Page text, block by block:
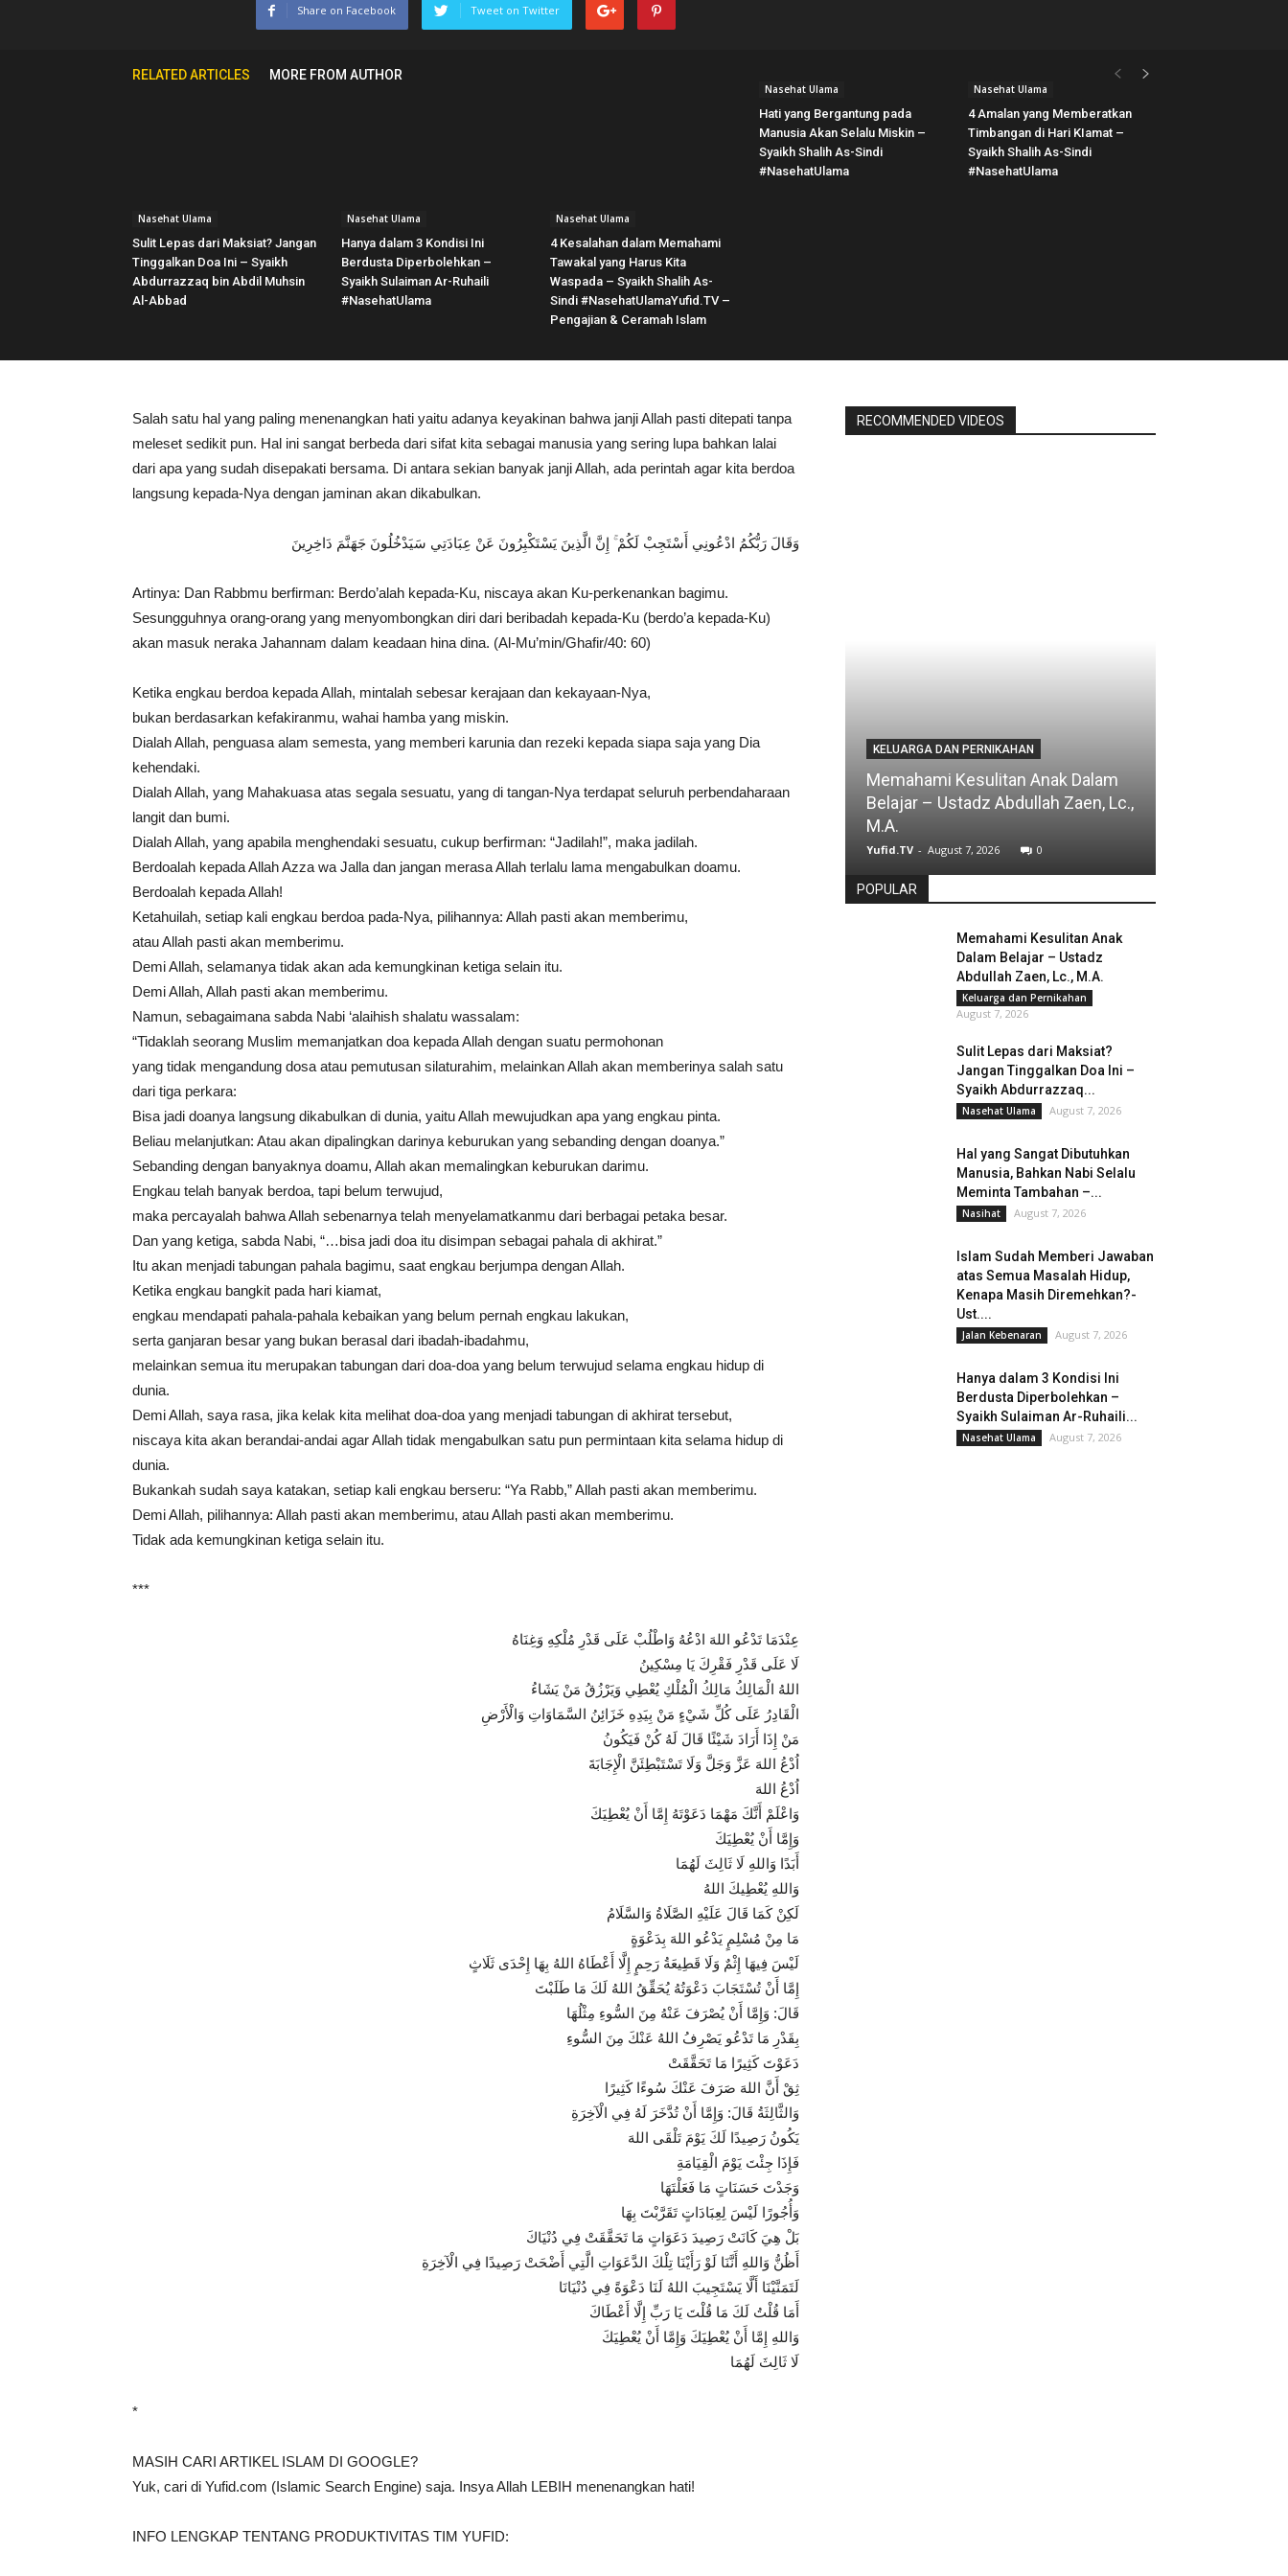
Share on Facebook Tweet on Twitter
RELATED ARTICLES MORE FROM AUTHOR
Nasehat Ulama
Sulit Lepas dari Maksiat? Jangan
Tinggalkan Doa Ini – Syaikh
Abdurrazzaq bin Abdil Muhsin
Al-Abbad
Nasehat Ulama
Hanya dalam 3 Kondisi Ini
Berdusta Diperbolehkan –
Syaikh Sulaiman Ar-Ruhaili
#NasehatUlama
Nasehat Ulama
4 Kesalahan dalam Memahami
Tawakal yang Harus Kita
Waspada – Syaikh Shalih As-
Sindi #NasehatUlamaYufid.TV –
Pengajian & Ceramah Islam
Nasehat Ulama
Hati yang Bergantung pada
Manusia Akan Selalu Miskin –
Syaikh Shalih As-Sindi
#NasehatUlama
Nasehat Ulama
4 Amalan yang Memberatkan
Timbangan di Hari KIamat –
Syaikh Shalih As-Sindi
#NasehatUlama
Salah satu hal yang paling menenangkan hati yaitu adanya keyakinan bahwa janji Allah pasti ditepati tanpa
meleset sedikit pun. Hal ini sangat berbeda dari sifat kita sebagai manusia yang sering lupa bahkan lalai
dari apa yang sudah disepakati bersama. Di antara sekian banyak janji Allah, ada perintah agar kita berdoa
langsung kepada-Nya dengan jaminan akan dikabulkan.
وَقَالَ رَبُّكُمُ ادْعُونِي أَسْتَجِبْ لَكُمْ ۚ إِنَّ الَّذِينَ يَسْتَكْبِرُونَ عَنْ عِبَادَتِي سَيَدْخُلُونَ جَهَنَّمَ دَاخِرِينَ
Artinya: Dan Rabbmu berfirman: Berdo’alah kepada-Ku, niscaya akan Ku-perkenankan bagimu.
Sesungguhnya orang-orang yang menyombongkan diri dari beribadah kepada-Ku (berdo’a kepada-Ku)
akan masuk neraka Jahannam dalam keadaan hina dina. (Al-Mu’min/Ghafir/40: 60)
Ketika engkau berdoa kepada Allah, mintalah sebesar kerajaan dan kekayaan-Nya,
bukan berdasarkan kefakiranmu, wahai hamba yang miskin.
Dialah Allah, penguasa alam semesta, yang memberi karunia dan rezeki kepada siapa saja yang Dia
kehendaki.
Dialah Allah, yang Mahakuasa atas segala sesuatu, yang di tangan-Nya terdapat seluruh perbendaharaan
langit dan bumi.
Dialah Allah, yang apabila menghendaki sesuatu, cukup berfirman: “Jadilah!”, maka jadilah.
Berdoalah kepada Allah Azza wa Jalla dan jangan merasa Allah terlalu lama mengabulkan doamu.
Berdoalah kepada Allah!
Ketahuilah, setiap kali engkau berdoa pada-Nya, pilihannya: Allah pasti akan memberimu,
atau Allah pasti akan memberimu.
Demi Allah, selamanya tidak akan ada kemungkinan ketiga selain itu.
Demi Allah, Allah pasti akan memberimu.
Namun, sebagaimana sabda Nabi ‘alaihish shalatu wassalam:
“Tidaklah seorang Muslim memanjatkan doa kepada Allah dengan suatu permohonan
yang tidak mengandung dosa atau pemutusan silaturahim, melainkan Allah akan memberinya salah satu
dari tiga perkara:
Bisa jadi doanya langsung dikabulkan di dunia, yaitu Allah mewujudkan apa yang engkau pinta.
Beliau melanjutkan: Atau akan dipalingkan darinya keburukan yang sebanding dengan doanya.”
Sebanding dengan banyaknya doamu, Allah akan memalingkan keburukan darimu.
Engkau telah banyak berdoa, tapi belum terwujud,
maka percayalah bahwa Allah sebenarnya telah menyelamatkanmu dari berbagai petaka besar.
Dan yang ketiga, sabda Nabi, “…bisa jadi doa itu disimpan sebagai pahala di akhirat.”
Itu akan menjadi tabungan pahala bagimu, saat engkau berjumpa dengan Allah.
Ketika engkau bangkit pada hari kiamat,
engkau mendapati pahala-pahala kebaikan yang belum pernah engkau lakukan,
serta ganjaran besar yang bukan berasal dari ibadah-ibadahmu,
melainkan semua itu merupakan tabungan dari doa-doa yang belum terwujud selama engkau hidup di
dunia.
Demi Allah, saya rasa, jika kelak kita melihat doa-doa yang menjadi tabungan di akhirat tersebut,
niscaya kita akan berandai-andai agar Allah tidak mengabulkan satu pun permintaan kita selama hidup di
dunia.
Bukankah sudah saya katakan, setiap kali engkau berseru: “Ya Rabb,” Allah pasti akan memberimu.
Demi Allah, pilihannya: Allah pasti akan memberimu, atau Allah pasti akan memberimu.
Tidak ada kemungkinan ketiga selain itu.
***
عِنْدَمَا تَدْعُو اللهَ ادْعُهُ وَاطْلُبْ عَلَى قَدْرِ مُلْكِهِ وَغِنَاهُ
لَا عَلَى قَدْرِ فَقْرِكَ يَا مِسْكِينُ
اللهُ الْمَالِكُ مَالِكُ الْمُلْكِ يُعْطِي وَيَرْزُقُ مَنْ يَشَاءُ
الْقَادِرُ عَلَى كُلِّ شَيْءٍ مَنْ بِيَدِهِ خَزَائِنُ السَّمَاوَاتِ وَالْأَرْضِ
مَنْ إِذَا أَرَادَ شَيْئًا قَالَ لَهُ كُنْ فَيَكُونُ
اُدْعُ اللهَ عَزَّ وَجَلَّ وَلَا تَسْتَبْطِئَنَّ الْإِجَابَةَ
اُدْعُ اللهَ
وَاعْلَمْ أَنَّكَ مَهْمَا دَعَوْتَهُ إِمَّا أَنْ يُعْطِيَكَ
وَإِمَّا أَنْ يُعْطِيَكَ
أَبَدًا وَاللهِ لَا ثَالِثَ لَهُمَا
وَاللهِ يُعْطِيكَ اللهُ
لَكِنْ كَمَا قَالَ عَلَيْهِ الصَّلَاةُ وَالسَّلَامُ
مَا مِنْ مُسْلِمٍ يَدْعُو اللهَ بِدَعْوَةٍ
لَيْسَ فِيهَا إِثْمٌ وَلَا قَطِيعَةُ رَحِمٍ إِلَّا أَعْطَاهُ اللهُ بِهَا إِحْدَى ثَلَاثٍ
إِمَّا أَنْ تُسْتَجَابَ دَعْوَتُهُ يُحَقِّقُ اللهُ لَكَ مَا طَلَبْتَ
قَالَ: وَإِمَّا أَنْ يُصْرَفَ عَنْهُ مِنَ السُّوءِ مِثْلُهَا
بِقَدْرِ مَا تَدْعُو يَصْرِفُ اللهُ عَنْكَ مِنَ السُّوءِ
دَعَوْتَ كَثِيرًا مَا تَحَقَّقَتْ
ثِقْ أَنَّ اللهَ صَرَفَ عَنْكَ سُوءًا كَثِيرًا
وَالثَّالِثَةُ قَالَ: وَإِمَّا أَنْ تُدَّخَرَ لَهُ فِي الْآخِرَةِ
يَكُونُ رَصِيدًا لَكَ يَوْمَ تَلْقَى اللهَ
فَإِذَا جِئْتَ يَوْمَ الْقِيَامَةِ
وَجَدْتَ حَسَنَاتٍ مَا فَعَلْتَهَا
وَأُجُورًا لَيْسَ لِعِبَادَاتٍ تَقَرَّبْتَ بِهَا
بَلْ هِيَ كَانَتْ رَصِيدَ دَعَوَاتٍ مَا تَحَقَّقَتْ فِي دُنْيَاكَ
أَظُنُّ وَاللهِ أَنَّنَا لَوْ رَأَيْنَا تِلْكَ الدَّعَوَاتِ الَّتِي أَضْحَتْ رَصِيدًا فِي الْآخِرَةِ
لَتَمَنَّيْنَا أَلَّا يَسْتَجِيبَ اللهُ لَنَا دَعْوَةً فِي دُنْيَانَا
أَمَا قُلْتُ لَكَ مَا قُلْتَ يَا رَبِّ إِلَّا أَعْطَاكَ
وَاللهِ إِمَّا أَنْ يُعْطِيَكَ وَإِمَّا أَنْ يُعْطِيَكَ
لَا ثَالِثَ لَهُمَا
*
MASIH CARI ARTIKEL ISLAM DI GOOGLE?
Yuk, cari di Yufid.com (Islamic Search Engine) saja. Insya Allah LEBIH menenangkan hati!
INFO LENGKAP TENTANG PRODUKTIVITAS TIM YUFID:
RECOMMENDED VIDEOS
KELUARGA DAN PERNIKAHAN
Memahami Kesulitan Anak Dalam
Belajar – Ustadz Abdullah Zaen, Lc.,
M.A.
Yufid.TV - August 7, 2026 0
POPULAR
Memahami Kesulitan Anak
Dalam Belajar – Ustadz
Abdullah Zaen, Lc., M.A.
Keluarga dan Pernikahan
August 7, 2026
Sulit Lepas dari Maksiat?
Jangan Tinggalkan Doa Ini –
Syaikh Abdurrazzaq...
Nasehat Ulama August 7, 2026
Hal yang Sangat Dibutuhkan
Manusia, Bahkan Nabi Selalu
Meminta Tambahan –...
Nasihat August 7, 2026
Islam Sudah Memberi Jawaban
atas Semua Masalah Hidup,
Kenapa Masih Diremehkan?-
Ust....
Jalan Kebenaran August 7, 2026
Hanya dalam 3 Kondisi Ini
Berdusta Diperbolehkan –
Syaikh Sulaiman Ar-Ruhaili...
Nasehat Ulama August 7, 2026